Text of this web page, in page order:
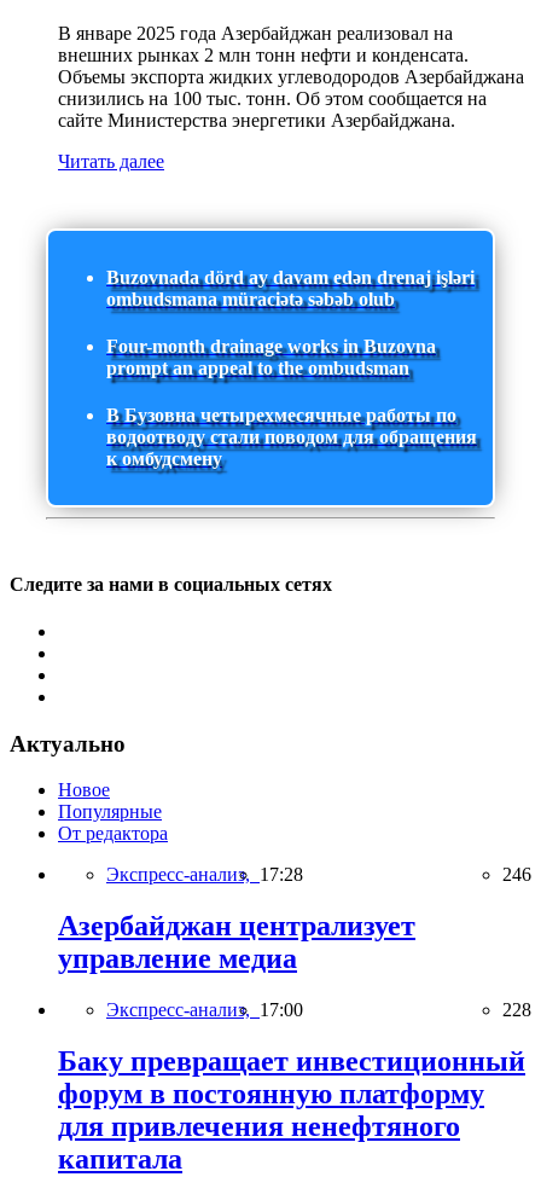
В январе 2025 года Азербайджан реализовал на
внешних рынках 2 млн тонн нефти и конденсата.
Объемы экспорта жидких углеводородов Азербайджана
снизились на 100 тыс. тонн. Об этом сообщается на
сайте Министерства энергетики Азербайджана.
Читать далее
Buzovnada dörd ay davam edən drenaj işləri
ombudsmana müraciətə səbəb olub
Four-month drainage works in Buzovna
prompt an appeal to the ombudsman
В Бузовна четырехмесячные работы по
водоотводу стали поводом для обращения
к омбудсмену
Следите за нами в социальных сетях
Актуально
Новое
Популярные
От редактора
Экспресс-анализ, 17:28 246
Азербайджан централизует
управление медиа
Экспресс-анализ, 17:00 228
Баку превращает инвестиционный
форум в постоянную платформу
для привлечения ненефтяного
капитала